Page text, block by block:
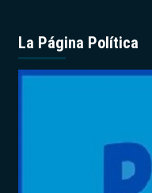
La Página Política